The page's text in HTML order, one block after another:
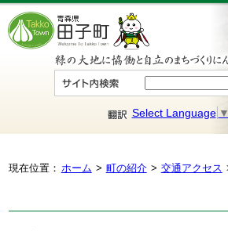
Select Language ▼
現在位置： ホーム 町の紹介 交通アクセス